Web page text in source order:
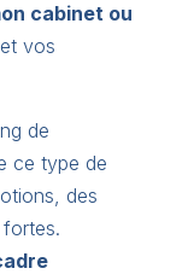
cabinet ou
vos
de
ce type de
des